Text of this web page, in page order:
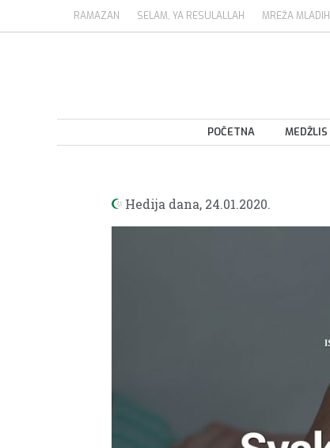
RAMAZAN SELAM, YA RESULALLAH MREŽA MLADIH
POČETNA MEDŽLIS
Hedija dana, 24.01.2020.